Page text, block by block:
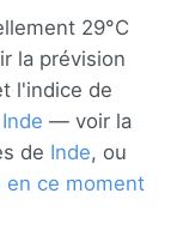
29°C
la prévision
l'indice de
Inde — voir la
de Inde, ou
en ce moment